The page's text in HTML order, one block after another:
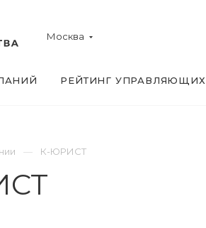
Москва
РЕЙТИНГ УПРАВЛЯЮЩИХ
К-ЮРИСТ